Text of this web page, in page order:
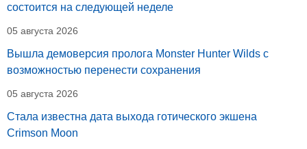
состоится на следующей неделе
05 августа 2026
Вышла демоверсия пролога Monster Hunter Wilds с
возможностью перенести сохранения
05 августа 2026
Стала известна дата выхода готического экшена
Crimson Moon